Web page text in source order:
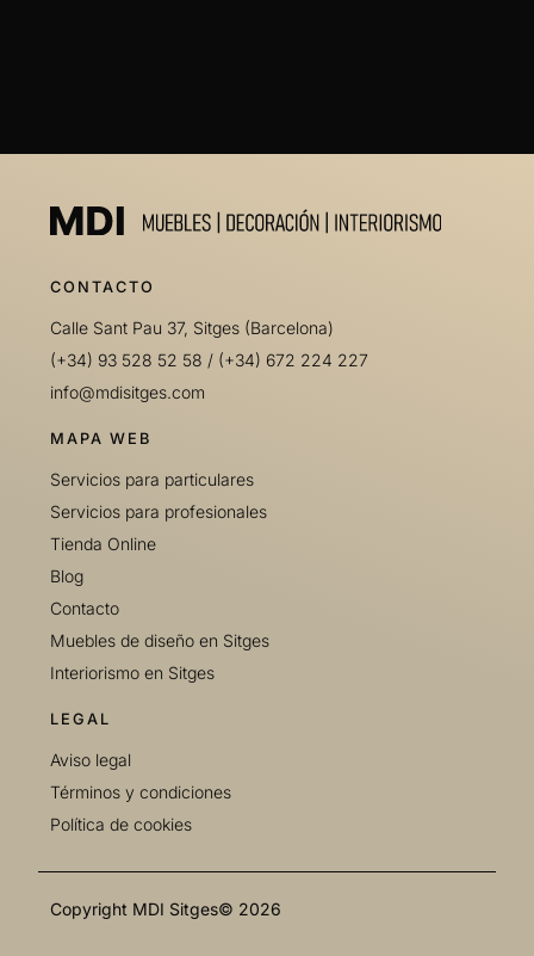
CONTACTO
Calle Sant Pau 37, Sitges (Barcelona)
(+34) 93 528 52 58 / (+34) 672 224 227
info@mdisitges.com
MAPA WEB
Servicios para particulares
Servicios para profesionales
Tienda Online
Blog
Contacto
Muebles de diseño en Sitges
Interiorismo en Sitges
LEGAL
Aviso legal
Términos y condiciones
Política de cookies
Copyright MDI Sitges© 2026